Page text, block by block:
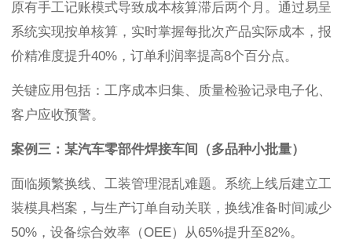
原有手工记账模式导致成本核算滞后两个月。通过易呈
系统实现按单核算，实时掌握每批次产品实际成本，报
价精准度提升40%，订单利润率提高8个百分点。
关键应用包括：工序成本归集、质量检验记录电子化、
客户应收预警。
案例三：某汽车零部件焊接车间（多品种小批量）
面临频繁换线、工装管理混乱难题。系统上线后建立工
装模具档案，与生产订单自动关联，换线准备时间减少
50%，设备综合效率（OEE）从65%提升至82%。